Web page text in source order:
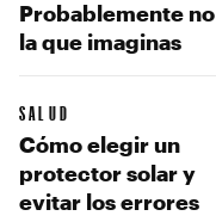
Probablemente no
la que imaginas
SALUD
Cómo elegir un
protector solar y
evitar los errores